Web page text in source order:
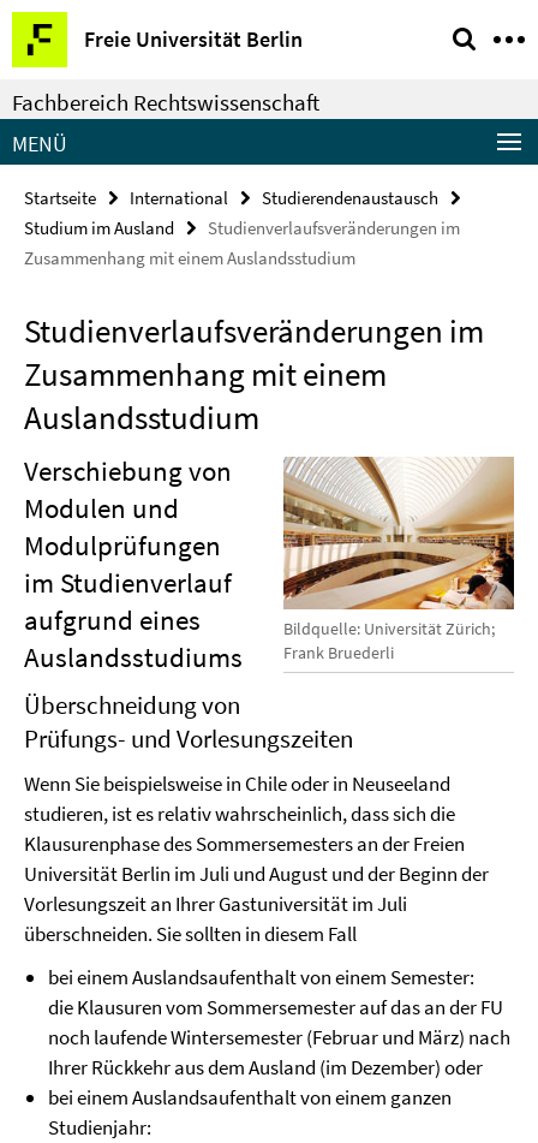
Springe
direkt
zu
Inhalt
Freie Universität Berlin
Service-
Navigation
Fachbereich Rechtswissenschaft
MENÜ
Startseite International
Studierendenaustausch
Studium im Ausland
Studienverlaufsveränderungen im
Zusammenhang mit einem Auslandsstudium
Studienverlaufsveränderungen im
Zusammenhang mit einem
Auslandsstudium
Bildquelle: Universität Zürich;
Frank Bruederli
Verschiebung von
Modulen und
Modulprüfungen
im Studienverlauf
aufgrund eines
Auslandsstudiums
Überschneidung von
Prüfungs- und Vorlesungszeiten
Wenn Sie beispielsweise in Chile oder in Neuseeland
studieren, ist es relativ wahrscheinlich, dass sich die
Klausurenphase des Sommersemesters an der Freien
Universität Berlin im Juli und August und der Beginn der
Vorlesungszeit an Ihrer Gastuniversität im Juli
überschneiden. Sie sollten in diesem Fall
bei einem Auslandsaufenthalt von einem Semester:
die Klausuren vom Sommersemester auf das an der FU
noch laufende Wintersemester (Februar und März) nach
Ihrer Rückkehr aus dem Ausland (im Dezember) oder
bei einem Auslandsaufenthalt von einem ganzen
Studienjahr: